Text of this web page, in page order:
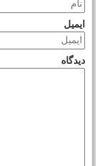
ایمیل
دیدگاه